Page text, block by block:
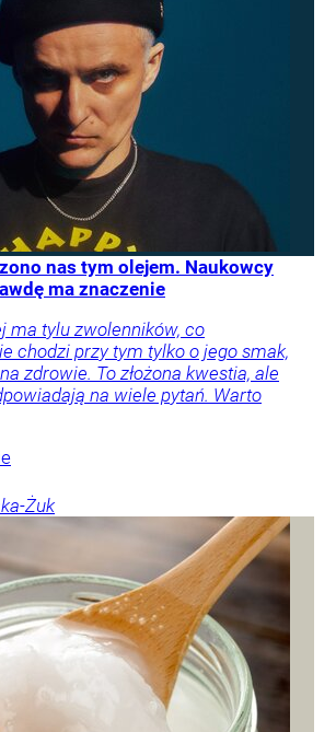
nas tym olejem. Naukowcy
ma znaczenie
ma tylu zwolenników, co
chodzi przy tym tylko o jego smak,
zdrowie. To złożona kwestia, ale
na wiele pytań. Warto
Żuk